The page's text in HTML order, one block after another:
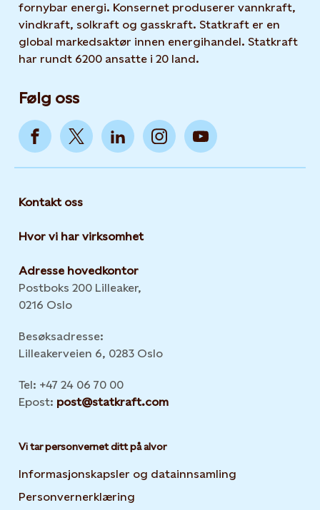
fornybar energi. Konsernet produserer vannkraft,
vindkraft, solkraft og gasskraft. Statkraft er en
global markedsaktør innen energihandel. Statkraft
har rundt 6200 ansatte i 20 land.
Følg oss
Kontakt oss
Hvor vi har virksomhet
Adresse hovedkontor
Postboks 200 Lilleaker,
0216 Oslo
Besøksadresse:
Lilleakerveien 6, 0283 Oslo
Tel: +47 24 06 70 00
Epost: post@statkraft.com
Vi tar personvernet ditt på alvor
Informasjonskapsler og datainnsamling
Personvernerklæring